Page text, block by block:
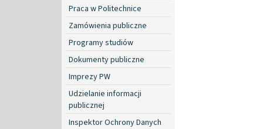
Praca w Politechnice
Zamówienia publiczne
Programy studiów
Dokumenty publiczne
Imprezy PW
Udzielanie informacji
publicznej
Inspektor Ochrony Danych